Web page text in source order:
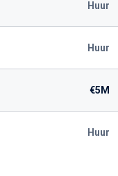
Huur
Huur
€5M
Huur